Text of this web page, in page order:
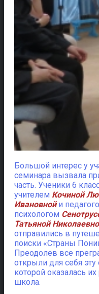
Большой интерес у
семинара вызвала
часть. Ученики 6
учителем Кочиной
Ивановнойи
психологом
Татьяной
отправились в
поиски «Страны
Преодолев все
открыли для себя эту
которой оказалась их
школа.